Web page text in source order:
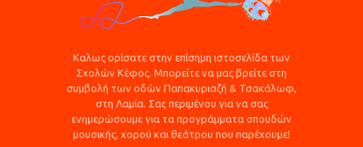
Καλως ορίσατε στην επίσημη ιστοσελίδα των
Σχολών Κέφος. Μπορείτε να μας βρείτε στη
συμβολή των οδών Παπακυριαζή & Τσακάλωφ,
στη Λαμία. Σας περιμένου για να σας
ενημερώσουμε για τα προγράμματα σπουδών
μουσικής, χορού και θεάτρου που παρέχουμε!